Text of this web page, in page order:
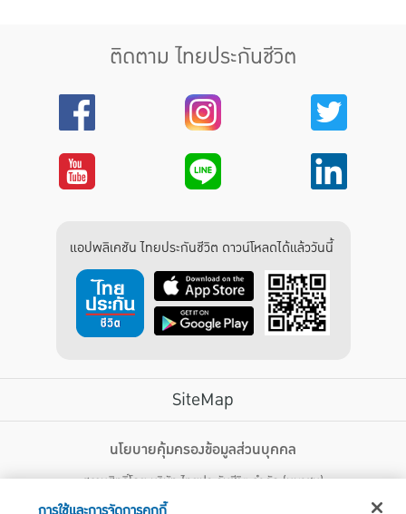
ติดตาม ไทยประกันชีวิต
แอปพลิเคชัน ไทยประกันชีวิต ดาวน์โหลดได้แล้ววันนี้
SiteMap
ไทยประกันชีวิต HEALTH CARE SOLUTIONS
สิทธิพิเศษ
นโยบายคุ้มครองข้อมูลส่วนบุคคล
สงวนสิทธิ์โดย บริษัท ไทยประกันชีวิต จำกัด (มหาชน)
123 ถนน รัชดาภิเษก แขวงดินแดง เขตดินแดง กรุงเทพฯ 10400 โทรศัพท์ 02-